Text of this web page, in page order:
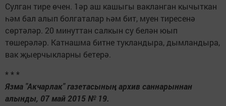
Сулган тире өчен. 1әр аш кашыгы вакланган кычыткан
һәм бал алып болгаталар һәм бит, муен тиресенә
сөртәләр. 20 минуттан салкын су белән юып
төшерәләр. Катнашма битне тукландыра, дымландыра,
вак җыерчыкларны бетерә.
* * *
Язма "Акчарлак" газетасының архив саннарыннан
алынды, 07 май 2015 № 19.